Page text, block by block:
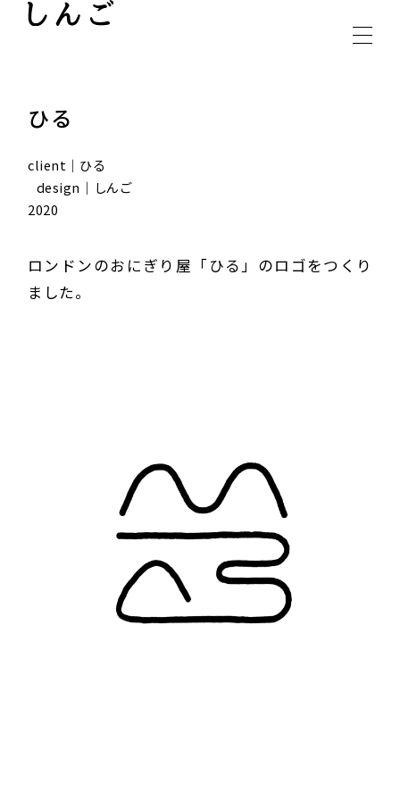
INSTAGRAM
ひる
client｜ひる
design｜しんご
2020
ロンドンのおにぎり屋「ひる」のロゴをつくり
ました。